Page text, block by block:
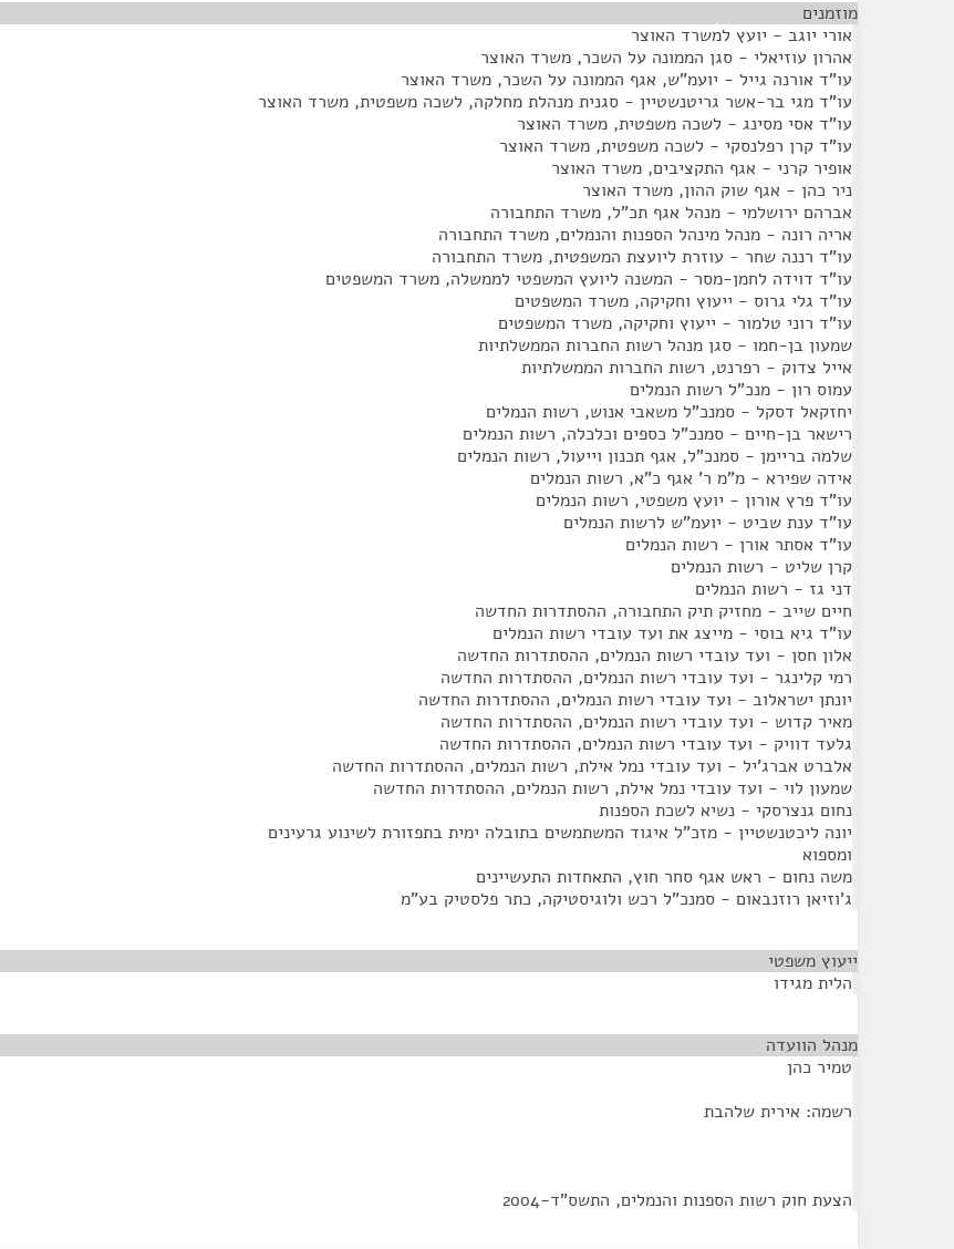
מוזמנים
אורי יוגב - יועץ למשרד האוצר
אהרון עוזיאלי - סגן הממונה על השכר, משרד האוצר
עו"ד אורנה גייל - יועמ"ש, אגף הממונה על השכר, משרד האוצר
עו"ד מגי בר-אשר גריטנשטיין - סגנית מנהלת מחלקה, לשכה משפטית, משרד האוצר
עו"ד אסי מסינג - לשכה משפטית, משרד האוצר
עו"ד קרן רפלנסקי - לשכה משפטית, משרד האוצר
אופיר קרני - אגף התקציבים, משרד האוצר
ניר כהן - אגף שוק ההון, משרד האוצר
אברהם ירושלמי - מנהל אגף תכ"ל, משרד התחבורה
אריה רונה - מנהל מינהל הספנות והנמלים, משרד התחבורה
עו"ד רננה שחר - עוזרת ליועצת המשפטית, משרד התחבורה
עו"ד דוידה לחמן-מסר - המשנה ליועץ המשפטי לממשלה, משרד המשפטים
עו"ד גלי גרוס - ייעוץ וחקיקה, משרד המשפטים
עו"ד רוני טלמור - ייעוץ וחקיקה, משרד המשפטים
שמעון בן-חמו - סגן מנהל רשות החברות הממשלתיות
אייל צדוק - רפרנט, רשות החברות הממשלתיות
עמוס רון - מנכ"ל רשות הנמלים
יחזקאל דסקל - סמנכ"ל משאבי אנוש, רשות הנמלים
רישאר בן-חיים - סמנכ"ל כספים וכלכלה, רשות הנמלים
שלמה בריימן - סמנכ"ל, אגף תכנון וייעול, רשות הנמלים
אידה שפירא - מ"מ ר' אגף כ"א, רשות הנמלים
עו"ד פרץ אורון - יועץ משפטי, רשות הנמלים
עו"ד ענת שביט - יועמ"ש לרשות הנמלים
עו"ד אסתר אורן - רשות הנמלים
קרן שליט - רשות הנמלים
דני גז - רשות הנמלים
חיים שייב - מחזיק תיק התחבורה, ההסתדרות החדשה
עו"ד גיא בוסי - מייצג את ועד עובדי רשות הנמלים
אלון חסן - ועד עובדי רשות הנמלים, ההסתדרות החדשה
רמי קלינגר - ועד עובדי רשות הנמלים, ההסתדרות החדשה
יונתן ישראלוב - ועד עובדי רשות הנמלים, ההסתדרות החדשה
מאיר קדוש - ועד עובדי רשות הנמלים, ההסתדרות החדשה
גלעד דוויק - ועד עובדי רשות הנמלים, ההסתדרות החדשה
אלברט אברג'יל - ועד עובדי נמל אילת, רשות הנמלים, ההסתדרות החדשה
שמעון לוי - ועד עובדי נמל אילת, רשות הנמלים, ההסתדרות החדשה
נחום גנצרסקי - נשיא לשכת הספנות
יונה ליכטנשטיין - מזכ"ל איגוד המשתמשים בתובלה ימית בתפזורת לשינוע גרעינים
ומספוא
משה נחום - ראש אגף סחר חוץ, התאחדות התעשיינים
ג'וזיאן רוזנבאום - סמנכ"ל רכש ולוגיסטיקה, כתר פלסטיק בע"מ
ייעוץ משפטי
הלית מגידו
מנהל הוועדה
טמיר כהן
רשמה: אירית שלהבת
הצעת חוק רשות הספנות והנמלים, התשס"ד-2004